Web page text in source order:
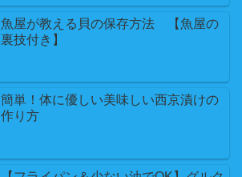
魚屋が教える貝の保存方法 【魚屋の
裏技付き】
簡単！体に優しい美味しい西京漬けの
作り方